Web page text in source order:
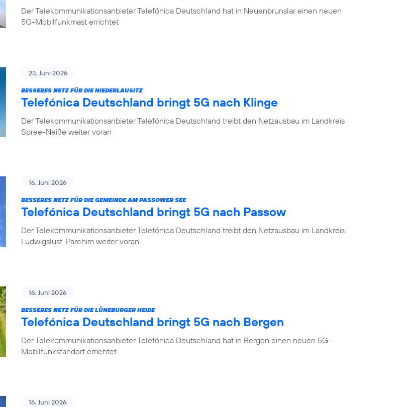
Der Telekommunikationsanbieter Telefónica Deutschland hat in Neuenbrunslar einen neuen
5G-Mobilfunkmast errichtet
23. Juni 2026
BESSERES NETZ FÜR DIE NIEDERLAUSITZ
Telefónica Deutschland bringt 5G nach Klinge
Der Telekommunikationsanbieter Telefónica Deutschland treibt den Netzausbau im Landkreis
Spree-Neiße weiter voran
16. Juni 2026
BESSERES NETZ FÜR DIE GEMEINDE AM PASSOWER SEE
Telefónica Deutschland bringt 5G nach Passow
Der Telekommunikationsanbieter Telefónica Deutschland treibt den Netzausbau im Landkreis
Ludwigslust-Parchim weiter voran
16. Juni 2026
BESSERES NETZ FÜR DIE LÜNEBURGER HEIDE
Telefónica Deutschland bringt 5G nach Bergen
Der Telekommunikationsanbieter Telefónica Deutschland hat in Bergen einen neuen 5G-
Mobilfunkstandort errichtet
16. Juni 2026